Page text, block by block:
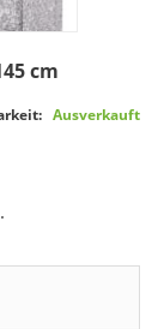
cm
Ausverkauft
.